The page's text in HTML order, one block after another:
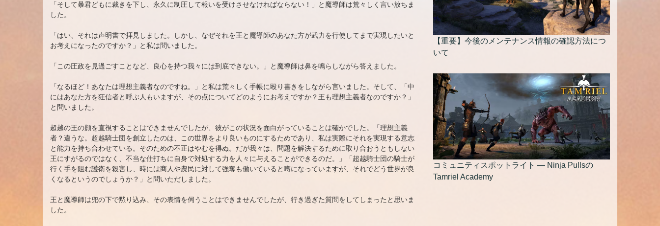
「そして暴君どもに裁きを下し、永久に制圧して報いを受けさせなければならない！」と魔導師は荒々しく言い放ちま
した。
「はい、それは声明書で拝見しました。しかし、なぜそれを王と魔導師のあなた方が武力を行使してまで実現したいと
お考えになったのですか？」と私は問いました。
「この圧政を見過ごすことなど、良心を持つ我々には到底できない。」と魔導師は鼻を鳴らしながら答えました。
「なるほど！あなたは理想主義者なのですね。」と私は荒々しく手帳に殴り書きをしながら言いました。そして、「中
にはあなた方を狂信者と呼ぶ人もいますが、その点についてどのようにお考えですか？王も理想主義者なのですか？」
と問いました。
超越の王の顔を直視することはできませんでしたが、彼がこの状況を面白がっていることは確かでした。「理想主義
者？違うな。超越騎士団を創立したのは、この世界をより良いものにするためであり、私は実際にそれを実現する意志
と能力を持ち合わせている。そのための不正はやむを得ぬ。だが我々は、問題を解決するために取り合おうともしない
王にすがるのではなく、不当な仕打ちに自身で対処する力を人々に与えることができるのだ。」「超越騎士団の騎士が
行く手を阻む護衛を殺害し、時には商人や農民に対して強奪も働いていると噂になっていますが、それでどう世界が良
くなるというのでしょうか？」と問いただしました。
王と魔導師は兜の下で黙り込み、その表情を伺うことはできませんでしたが、行き過ぎた質問をしてしまったと思いま
した。
【重要】今後のメンテナンス情報の確認方法につ
いて
コミュニティスポットライト — Ninja Pullsの
Tamriel Academy